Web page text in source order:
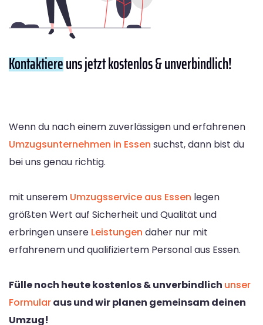
Kontaktiereuns jetzt kostenlos & unverbindlich!
Wenn du nach einem zuverlässigen und erfahrenen
Umzugsunternehmen in Essen suchst, dann bist du
bei uns genau richtig.
mit unserem Umzugsservice aus Essen legen
größten Wert auf Sicherheit und Qualität und
erbringen unsere Leistungen daher nur mit
erfahrenem und qualifiziertem Personal aus Essen.
Fülle noch heute kostenlos & unverbindlich unser
Formularaus und wir planen gemeinsam deinen
Umzug!